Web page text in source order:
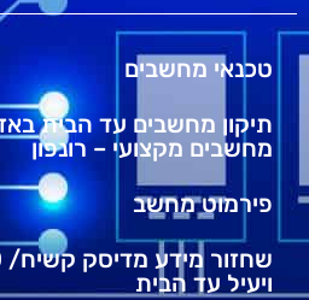
טכנאי מחשבים
תיקון מחשבים עד הבית
מחשבים מקצועי – רונפון
פירמוט מחשב
ויעיל עד הבית